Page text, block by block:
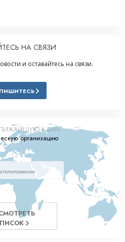
НА СВЯЗИ
и оставайтесь на связи.
К ВАМ
организацию